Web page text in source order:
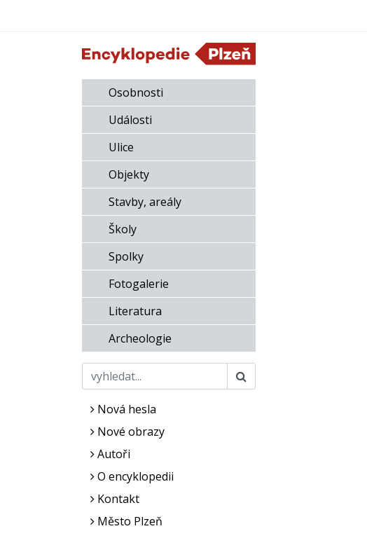
Osobnosti
Události
Ulice
Objekty
Stavby, areály
Školy
Spolky
Fotogalerie
Literatura
Archeologie
Nová hesla
Nové obrazy
Autoři
O encyklopedii
Kontakt
Město Plzeň